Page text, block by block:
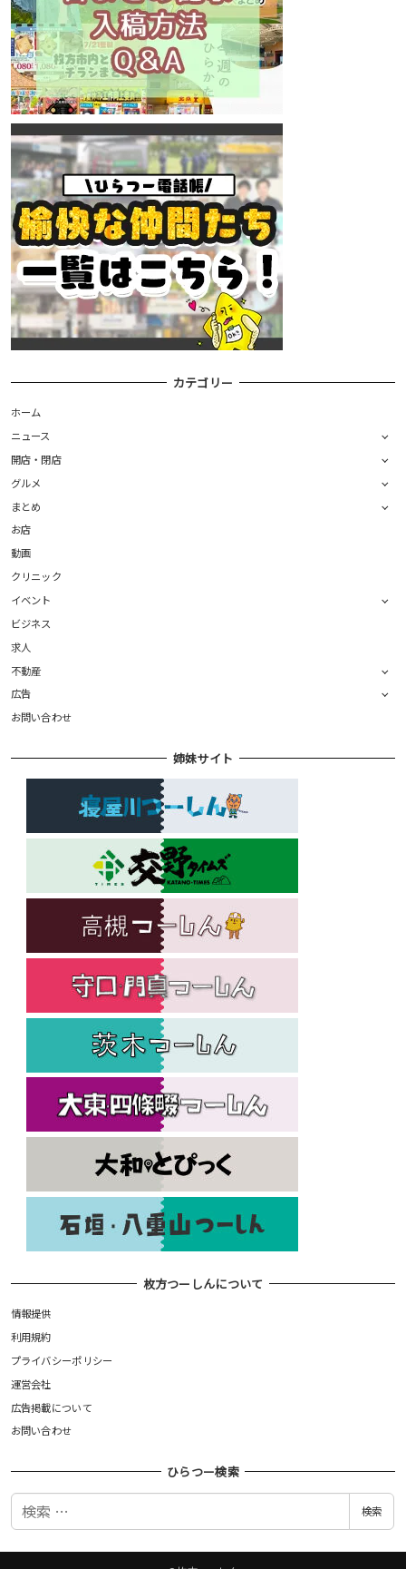
カテゴリー
ホーム
ニュース
開店・閉店
グルメ
まとめ
お店
動画
クリニック
イベント
ビジネス
求人
不動産
広告
お問い合わせ
姉妹サイト
枚方つーしんについて
情報提供
利用規約
プライバシーポリシー
運営会社
広告掲載について
お問い合わせ
ひらつー検索
検
検索